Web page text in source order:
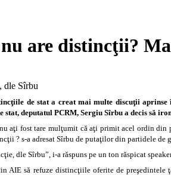
are distincţii?
de stat a creat mai multe discuţii
deputatul PCRM, Sergiu Sîrbu a decis să
nu aţi fost tare mulţumit că aţi primit acel ordin
? s-a adresat Sîrbu de putaţilor din partidele de
dle Sîrbu”, i-a răspuns pe un ton răspicat
AIE să refuze distincţiile oferite de